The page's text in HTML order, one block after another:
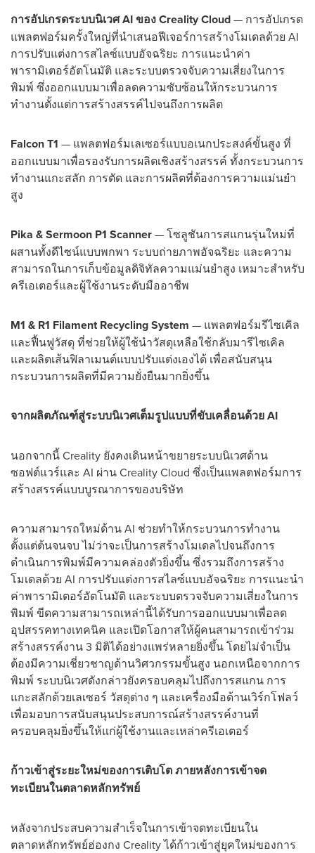
การอัปเกรดระบบนิเวศAIของCreality Cloud— การอัปเกรด
แพลตฟอร์มครั้งใหญ่ที่นำเสนอฟีเจอร์การสร้างโมเดลด้วย AI
การปรับแต่งการสไลซ์แบบอัจฉริยะ การแนะนำค่า
พารามิเตอร์อัตโนมัติ และระบบตรวจจับความเสี่ยงในการ
พิมพ์ ซึ่งออกแบบมาเพื่อลดความซับซ้อนให้กระบวนการ
ทำงานตั้งแต่การสร้างสรรค์ไปจนถึงการผลิต
Falcon T1 — แพลตฟอร์มเลเซอร์แบบอเนกประสงค์ขั้นสูง ที่
ออกแบบมาเพื่อรองรับการผลิตเชิงสร้างสรรค์ ทั้งกระบวนการ
ทำงานแกะสลัก การตัด และการผลิตที่ต้องการความแม่นยำ
สูง
Pika & Sermoon P1 Scanner— โซลูชันการสแกนรุ่นใหม่ที่
ผสานทั้งดีไซน์แบบพกพา ระบบถ่ายภาพอัจฉริยะ และความ
สามารถในการเก็บข้อมูลดิจิทัลความแม่นยำสูง เหมาะสำหรับ
ครีเอเตอร์และผู้ใช้งานระดับมืออาชีพ
M1 & R1 Filament Recycling System — แพลตฟอร์มรีไซเคิล
และฟื้นฟูวัสดุ ที่ช่วยให้ผู้ใช้นำวัสดุเหลือใช้กลับมารีไซเคิล
และผลิตเส้นฟิลาเมนต์แบบปรับแต่งเองได้ เพื่อสนับสนุน
กระบวนการผลิตที่มีความยั่งยืนมากยิ่งขึ้น
จากผลิตภัณฑ์สู่ระบบนิเวศเต็มรูปแบบที่ขับเคลื่อนด้วยAI
นอกจากนี้ Creality ยังคงเดินหน้าขยายระบบนิเวศด้าน
ซอฟต์แวร์และ AI ผ่าน Creality Cloud ซึ่งเป็นแพลตฟอร์มการ
สร้างสรรค์แบบบูรณาการของบริษัท
ความสามารถใหม่ด้าน AI ช่วยทำให้กระบวนการทำงาน
ตั้งแต่ต้นจนจบ ไม่ว่าจะเป็นการสร้างโมเดลไปจนถึงการ
ดำเนินการพิมพ์มีความคล่องตัวยิ่งขึ้น ซึ่งรวมถึงการสร้าง
โมเดลด้วย AI การปรับแต่งการสไลซ์แบบอัจฉริยะ การแนะนำ
ค่าพารามิเตอร์อัตโนมัติ และระบบตรวจจับความเสี่ยงในการ
พิมพ์ ขีดความสามารถเหล่านี้ได้รับการออกแบบมาเพื่อลด
อุปสรรคทางเทคนิค และเปิดโอกาสให้ผู้คนสามารถเข้าร่วม
สร้างสรรค์งาน 3 มิติได้อย่างแพร่หลายยิ่งขึ้น โดยไม่จำเป็น
ต้องมีความเชี่ยวชาญด้านวิศวกรรมขั้นสูง นอกเหนือจากการ
พิมพ์ ระบบนิเวศดังกล่าวยังครอบคลุมไปถึงการสแกน การ
แกะสลักด้วยเลเซอร์ วัสดุต่าง ๆ และเครื่องมือด้านเวิร์กโฟลว์
เพื่อมอบการสนับสนุนประสบการณ์สร้างสรรค์งานที่
ครอบคลุมยิ่งขึ้นให้แก่ผู้ใช้งานและเหล่าครีเอเตอร์
ก้าวเข้าสู่ระยะใหม่ของการเติบโต ภายหลังการเข้าจด
ทะเบียนในตลาดหลักทรัพย์
หลังจากประสบความสำเร็จในการเข้าจดทะเบียนใน
ตลาดหลักทรัพย์ฮ่องกง Creality ได้ก้าวเข้าสู่ยุคใหม่ของการ